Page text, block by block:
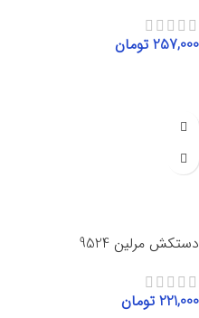
257,000 تومان
دستکش مرلین 9524
221,000 تومان